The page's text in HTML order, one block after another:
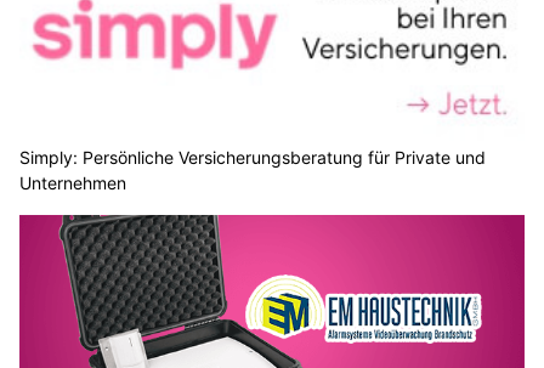
Simply: Persönliche Versicherungsberatung für Private und
Unternehmen